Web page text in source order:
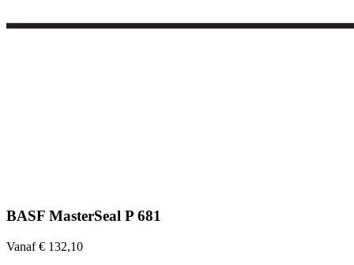
BASF MasterSeal P 681
Vanaf € 132,10